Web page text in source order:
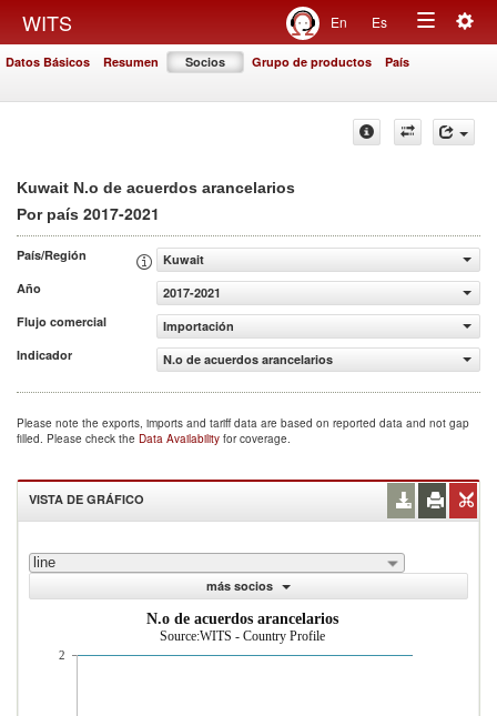
WITS En Es
Toggle
Datos Básicos Resumen Socios Grupo de productos País
Kuwait N.o de acuerdos arancelarios
Por país 2017-2021
País/Región
Kuwait
Año
2017-2021
Flujo comercial
Importación
Indicador
N.o de acuerdos arancelarios
Please note the exports, imports and tariff data are based on reported data and not gap
filled. Please check the Data Availability for coverage.
VISTA DE GRÁFICO
line
más socios
N.o de acuerdos arancelarios
Source:WITS - Country Profile
2